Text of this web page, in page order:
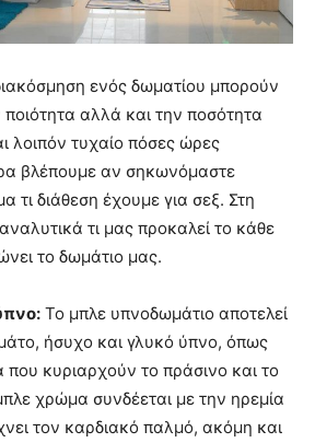
ενός δωματίου μπορούν
αλλά και την ποσότητα
λοιπόν τυχαίο πόσες ώρες
βλέπουμε αν σηκωνόμαστε
τι διάθεση έχουμε για σεξ. Στη
τι μας προκαλεί το κάθε
το δωμάτιο μας.
Το μπλε υπνοδωμάτιο αποτελεί
ήσυχο και γλυκό ύπνο, όπως
που κυριαρχούν το πράσινο και το
χρώμα συνδέεται με την ηρεμία
τον καρδιακό παλμό, ακόμη και